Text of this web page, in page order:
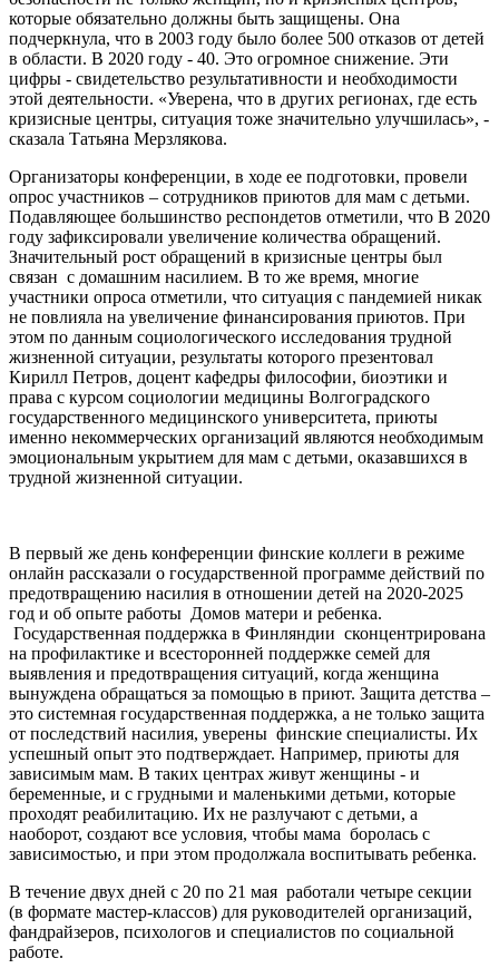
которые обязательно должны быть защищены. Она
подчеркнула, что в 2003 году было более 500 отказов от детей
в области. В 2020 году - 40. Это огромное снижение. Эти
цифры - свидетельство результативности и необходимости
этой деятельности. «Уверена, что в других регионах, где есть
кризисные центры, ситуация тоже значительно улучшилась», -
сказала Татьяна Мерзлякова.
Организаторы конференции, в ходе ее подготовки, провели
опрос участников – сотрудников приютов для мам с детьми.
Подавляющее большинство респондетов отметили, что В 2020
году зафиксировали увеличение количества обращений.
Значительный рост обращений в кризисные центры был
связан с домашним насилием. В то же время, многие
участники опроса отметили, что ситуация с пандемией никак
не повлияла на увеличение финансирования приютов. При
этом по данным социологического исследования трудной
жизненной ситуации, результаты которого презентовал
Кирилл Петров, доцент кафедры философии, биоэтики и
права с курсом социологии медицины Волгоградского
государственного медицинского университета, приюты
именно некоммерческих организаций являются необходимым
эмоциональным укрытием для мам с детьми, оказавшихся в
трудной жизненной ситуации.
В первый же день конференции финские коллеги в режиме
онлайн рассказали о государственной программе действий по
предотвращению насилия в отношении детей на 2020-2025
год и об опыте работы Домов матери и ребенка.
Государственная поддержка в Финляндии сконцентрирована
на профилактике и всесторонней поддержке семей для
выявления и предотвращения ситуаций, когда женщина
вынуждена обращаться за помощью в приют. Защита детства –
это системная государственная поддержка, а не только защита
от последствий насилия, уверены финские специалисты. Их
успешный опыт это подтверждает. Например, приюты для
зависимым мам. В таких центрах живут женщины - и
беременные, и с грудными и маленькими детьми, которые
проходят реабилитацию. Их не разлучают с детьми, а
наоборот, создают все условия, чтобы мама боролась с
зависимостью, и при этом продолжала воспитывать ребенка.
В течение двух дней с 20 по 21 мая работали четыре секции
(в формате мастер-классов) для руководителей организаций,
фандрайзеров, психологов и специалистов по социальной
работе.